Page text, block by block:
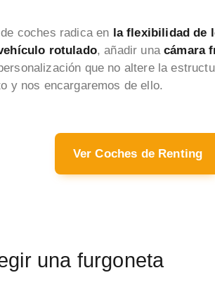
coches radica en la flexibilidad de
rotulado, añadir unacámara
que no altere la
y nos encargaremos de ello.
Ver Coches de Renting
una furgoneta